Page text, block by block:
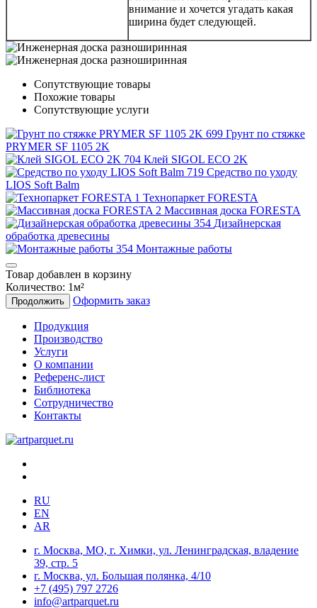
внимание и хочется угадать какая
ширина будет следующей.
Сопутствующие товары
Похожие товары
Сопутствующие услуги
Грунт по стяжке
PRYMER SF 1105 2K
Клей SIGOL ECO 2K
Средство по уходу
LIOS Soft Balm
Технопаркет FORESTA
Массивная доска FORESTA
Дизайнерская
обработка древесины
Монтажные работы
Товар добавлен в корзину
Количество: 1м²
Продолжить Оформить заказ
Продукция
Производство
Услуги
О компании
Референс-лист
Библиотека
Сотрудничество
Контакты
RU
EN
AR
г. Москва, МО, г. Химки, ул. Ленинградская, владение
39, стр. 5
г. Москва, ул. Большая полянка, 4/10
+7 (495) 797 2726
info@artparquet.ru